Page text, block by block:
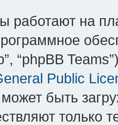
работают на
“phpBB
Public
быть
только